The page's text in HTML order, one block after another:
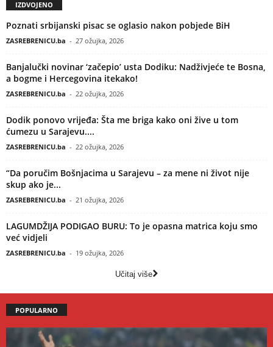
IZDVOJENO
Poznati srbijanski pisac se oglasio nakon pobjede BiH
ZASREBRENICU.ba - 27 ožujka, 2026
Banjalučki novinar ‘začepio’ usta Dodiku: Nadživjeće te Bosna,
a bogme i Hercegovina itekako!
ZASREBRENICU.ba - 22 ožujka, 2026
Dodik ponovo vrijeđa: Šta me briga kako oni žive u tom
ćumezu u Sarajevu....
ZASREBRENICU.ba - 22 ožujka, 2026
“Da poručim Bošnjacima u Sarajevu – za mene ni život nije
skup ako je...
ZASREBRENICU.ba - 21 ožujka, 2026
LAGUMDŽIJA PODIGAO BURU: To je opasna matrica koju smo
već vidjeli
ZASREBRENICU.ba - 19 ožujka, 2026
Učitaj više
POPULARNO